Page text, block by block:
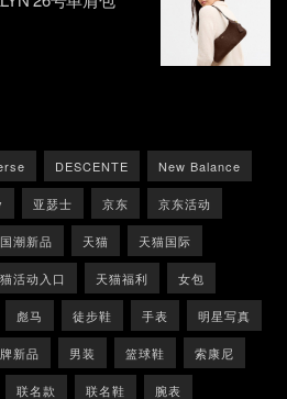
DESCENTE New Balance
亚瑟士 京东 京东活动
国潮新品 天猫 天猫国际
活动入口 天猫福利 女包
彪马 徒步鞋 手表 明星写真
新品 男装 篮球鞋 索康尼
联名款 联名鞋 腕表